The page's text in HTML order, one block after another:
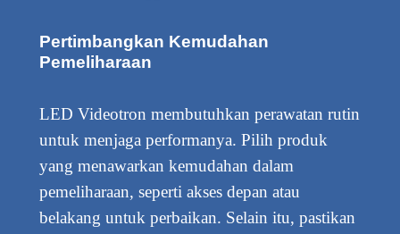
Pertimbangkan Kemudahan
Pemeliharaan
LED Videotron membutuhkan perawatan rutin
untuk menjaga performanya. Pilih produk
yang menawarkan kemudahan dalam
pemeliharaan, seperti akses depan atau
belakang untuk perbaikan. Selain itu, pastikan